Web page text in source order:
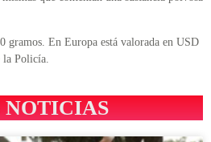
gramos. En Europa está valorada en USD
la Policía.
NOTICIAS